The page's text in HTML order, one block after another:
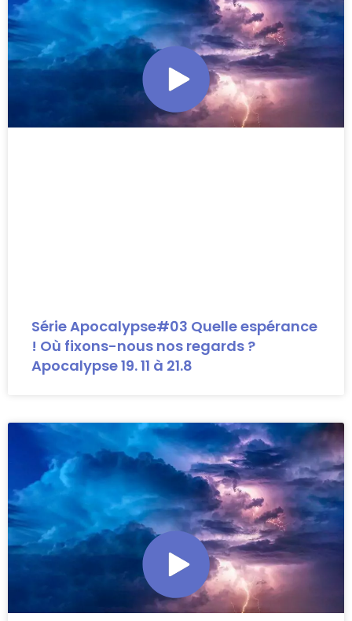
Série Apocalypse#03 Quelle espérance
! Où fixons-nous nos regards ?
Apocalypse 19. 11 à 21.8